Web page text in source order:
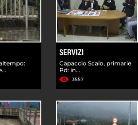
SERVIZI
Capaccio Scalo, primarie
Pd: in...
3557